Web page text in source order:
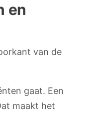
en
van de
gaat. Een
maakt het